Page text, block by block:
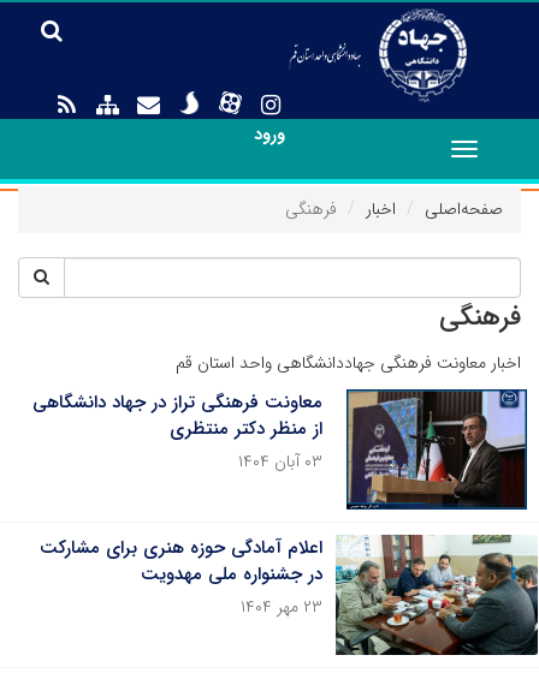
ورود
Toggle
navigation
صفحه‌اصلی
اخبار فرهنگی
فرهنگی
اخبار معاونت فرهنگی جهاددانشگاهی واحد استان قم
معاونت فرهنگی تراز در جهاد دانشگاهی
از منظر دکتر منتظری
۰۳ آبان ۱۴۰۴
اعلام آمادگی حوزه هنری برای مشارکت
در جشنواره ملی مهدویت
۲۳ مهر ۱۴۰۴